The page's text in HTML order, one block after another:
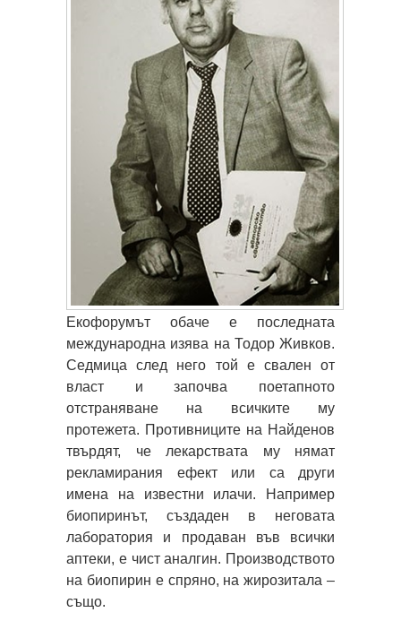
Екофорумът обаче е последната
международна изява на Тодор Живков.
Седмица след него той е свален от
власт и започва поетапното
отстраняване на всичките му
протежета. Противниците на Найденов
твърдят, че лекарствата му нямат
рекламирания ефект или са други
имена на известни илачи. Например
биопиринът, създаден в неговата
лаборатория и продаван във всички
аптеки, е чист аналгин. Производството
на биопирин е спряно, на жирозитала –
също.